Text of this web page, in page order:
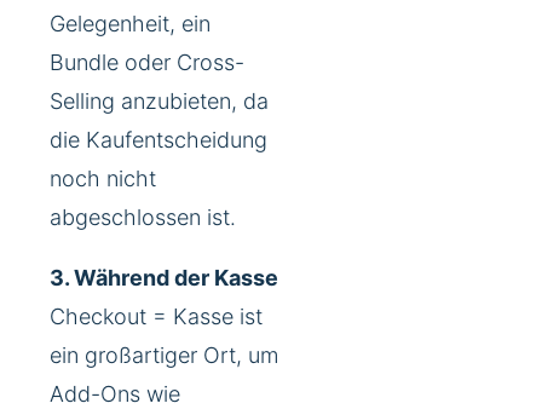
Gelegenheit, ein
Bundle oder Cross-
Selling anzubieten, da
die Kaufentscheidung
noch nicht
abgeschlossen ist.
3. Während der Kasse
Checkout = Kasse ist
ein großartiger Ort, um
Add-Ons wie